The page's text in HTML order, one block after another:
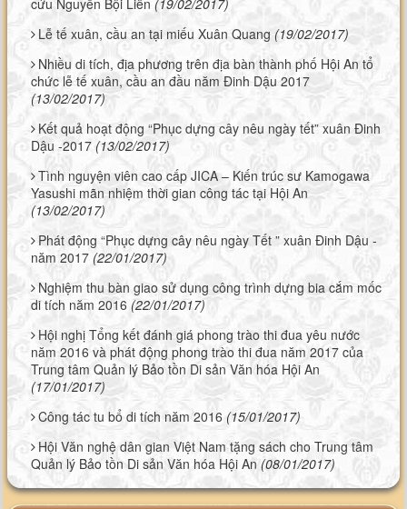
cứu Nguyễn Bội Liên (19/02/2017)
Lễ tế xuân, cầu an tại miếu Xuân Quang (19/02/2017)
Nhiều di tích, địa phương trên địa bàn thành phố Hội An tổ
chức lễ tế xuân, cầu an đầu năm Đinh Dậu 2017
(13/02/2017)
Kết quả hoạt động “Phục dựng cây nêu ngày tết” xuân Đinh
Dậu -2017 (13/02/2017)
Tình nguyện viên cao cấp JICA – Kiến trúc sư Kamogawa
Yasushi mãn nhiệm thời gian công tác tại Hội An
(13/02/2017)
Phát động “Phục dựng cây nêu ngày Tết ” xuân Đinh Dậu -
năm 2017 (22/01/2017)
Nghiệm thu bàn giao sử dụng công trình dựng bia cắm mốc
di tích năm 2016 (22/01/2017)
Hội nghị Tổng kết đánh giá phong trào thi đua yêu nước
năm 2016 và phát động phong trào thi đua năm 2017 của
Trung tâm Quản lý Bảo tồn Di sản Văn hóa Hội An
(17/01/2017)
Công tác tu bổ di tích năm 2016 (15/01/2017)
Hội Văn nghệ dân gian Việt Nam tặng sách cho Trung tâm
Quản lý Bảo tồn Di sản Văn hóa Hội An (08/01/2017)